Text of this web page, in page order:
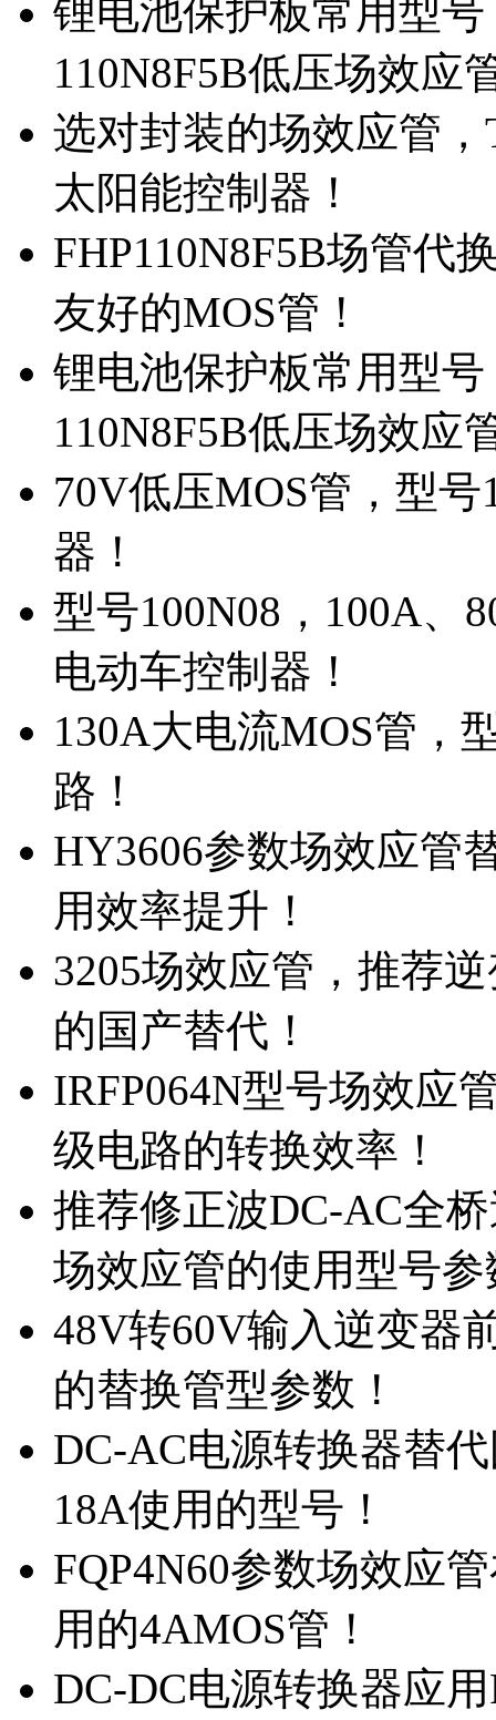
锂电池保护板常用型
110N8F5B低压场效应
选对封装的场效应管
太阳能控制器！
FHP110N8F5B场管代
友好的MOS管！
锂电池保护板常用型
110N8F5B低压场效应
70V低压MOS管，型
器！
型号100N08，100A、
电动车控制器！
130A大电流MOS管，
路！
HY3606参数场效应管
用效率提升！
3205场效应管，推荐
的国产替代！
IRFP064N型号场效应
级电路的转换效率！
推荐修正波DC-AC全
场效应管的使用型号参
48V转60V输入逆变器
的替换管型参数！
DC-AC电源转换器替
18A使用的型号！
FQP4N60参数场效应
用的4AMOS管！
DC-DC电源转换器应